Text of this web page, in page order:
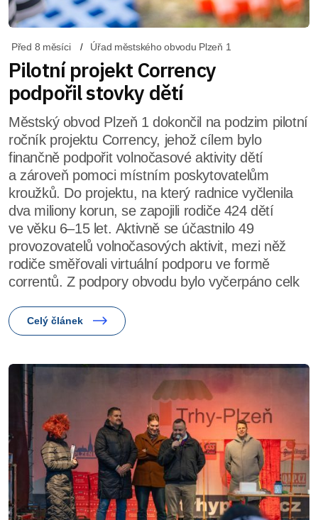
Před 8 měsíci Úřad městského obvodu Plzeň 1
Pilotní projekt Corrency
podpořil stovky dětí
Městský obvod Plzeň 1 dokončil na podzim pilotní
ročník projektu Corrency, jehož cílem bylo
finančně podpořit volnočasové aktivity dětí
a zároveň pomoci místním poskytovatelům
kroužků. Do projektu, na který radnice vyčlenila
dva miliony korun, se zapojili rodiče 424 dětí
ve věku 6–15 let. Aktivně se účastnilo 49
provozovatelů volnočasových aktivit, mezi něž
rodiče směřovali virtuální podporu ve formě
correntů. Z podpory obvodu bylo vyčerpáno celk
Celý článek